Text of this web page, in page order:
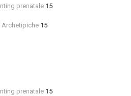
prenatale 15
Archetipiche 15
prenatale 15